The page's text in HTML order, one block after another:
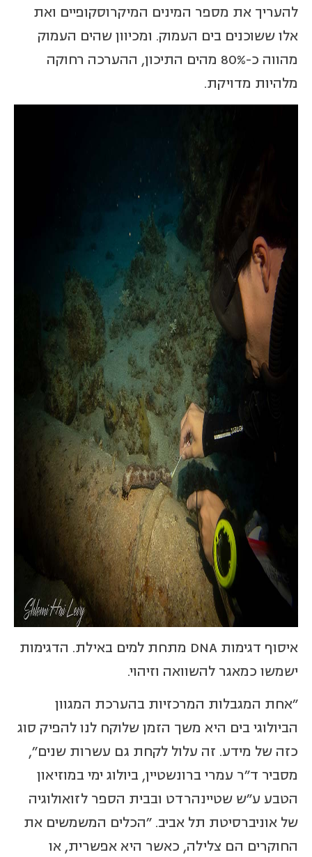
להעריך את מספר המינים המיקרוסקופיים ואת
אלו ששוכנים בים העמוק. ומכיוון שהים העמוק
מהווה כ-80% מהים התיכון, ההערכה רחוקה
מלהיות מדויקת.
איסוף דגימות DNA מתחת למים באילת. הדגימות
ישמשו כמאגר להשוואה וזיהוי.
"אחת המגבלות המרכזיות בהערכת המגוון
הביולוגי בים היא משך הזמן שלוקח לנו להפיק סוג
כזה של מידע. זה עלול לקחת גם עשרות שנים",
מסביר ד"ר עמרי ברונשטיין, ביולוג ימי במוזיאון
הטבע ע"ש שטיינהרדט ובבית הספר לזואולוגיה
של אוניברסיטת תל אביב. "הכלים המשמשים את
החוקרים הם צלילה, כאשר היא אפשרית, או